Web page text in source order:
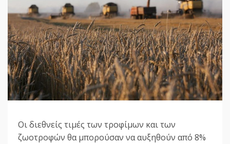
Οι διεθνείς τιμές των τροφίμων και των
ζωοτροφών θα μπορούσαν να αυξηθούν από 8%